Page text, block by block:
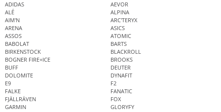
ADIDAS
AEVOR
ALÉ
ALPINA
AIM'N
ARC'TERYX
ARENA
ASICS
ASSOS
ATOMIC
BABOLAT
BARTS
BIRKENSTOCK
BLACKROLL
BOGNER FIRE+ICE
BROOKS
BUFF
DEUTER
DOLOMITE
DYNAFIT
E9
F2
FALKE
FANATIC
FJÄLLRÄVEN
FOX
GARMIN
GLORYFY